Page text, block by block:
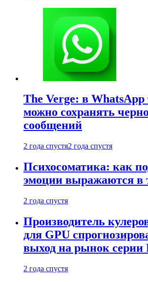
The Verge: в WhatsApp
можно сохранять
сообщений
2 года спустя2 года спустя
Психосоматика: как
эмоции выражаются в
2 года спустя
Производитель
для GPU
выход на рынок серии
2 года спустя